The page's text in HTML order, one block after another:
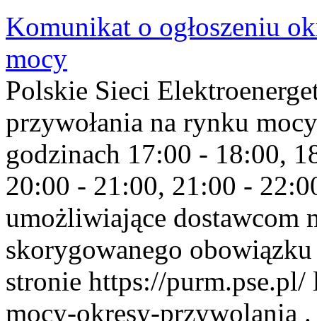
Komunikat o ogłoszeniu
mocy
Polskie Sieci
przywołania na rynku
godzinach 17:00 - 18:00,
20:00 - 21:00, 21:00 -
umożliwiające dostawcom
skorygowanego
stronie https://
mocy-okresy-przywolania